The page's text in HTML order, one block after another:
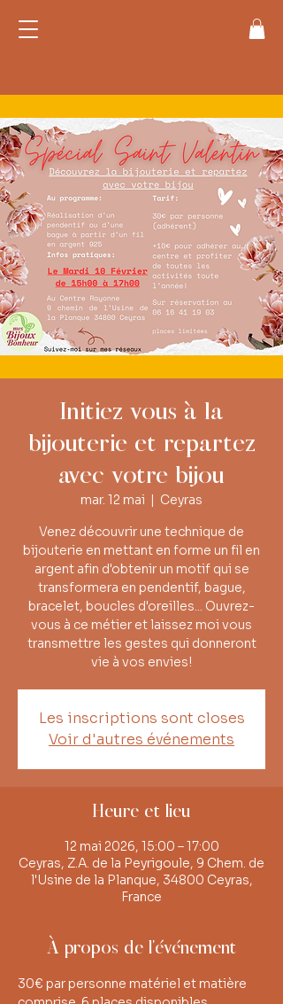
Initiez vous à la
bijouterie et repartez
avec votre bijou
mar. 12 mai
  |
Ceyras
Venez découvrir une technique de
bijouterie en mettant en forme un fil en
argent afin d'obtenir un motif qui se
transformera en pendentif, bague,
bracelet, boucles d'oreilles... Ouvrez-
vous à ce métier et laissez moi vous
transmettre les gestes qui donneront
vie à vos envies!
Les inscriptions sont closes
Voir d'autres événements
Heure et lieu
12 mai 2026, 15:00 – 17:00
Ceyras, Z.A. de la Peyrigoule, 9 Chem. de
l'Usine de la Planque, 34800 Ceyras,
France
À propos de l'événement
30€ par personne matériel et matière